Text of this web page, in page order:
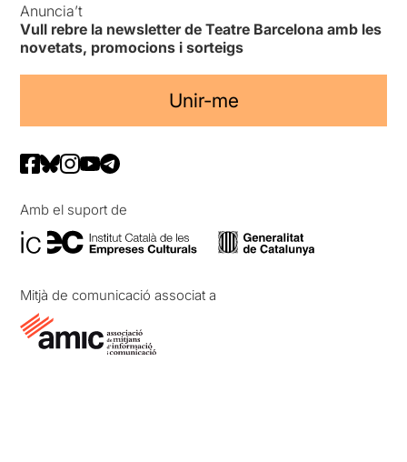
Anuncia’t
Vull rebre la newsletter de Teatre Barcelona amb les
novetats, promocions i sorteigs
Unir-me
Amb el suport de
Mitjà de comunicació associat a